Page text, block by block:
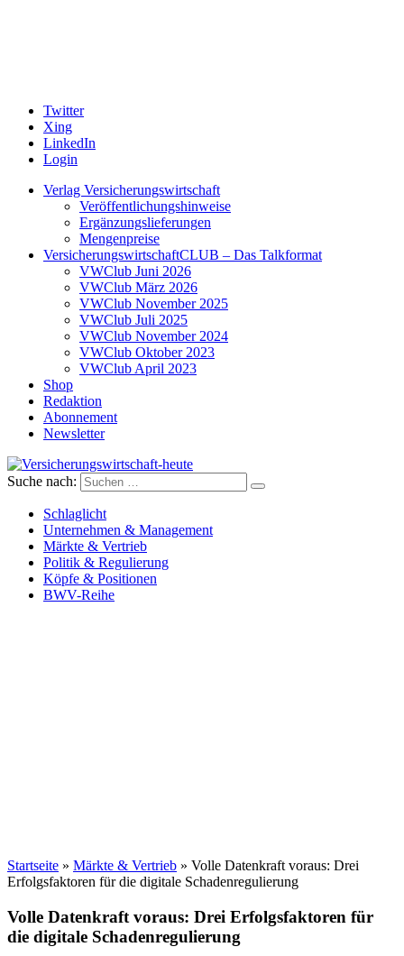
Twitter
Xing
LinkedIn
Login
Verlag Versicherungswirtschaft
Veröffentlichungshinweise
Ergänzungslieferungen
Mengenpreise
VersicherungswirtschaftCLUB – Das Talkformat
VWClub Juni 2026
VWClub März 2026
VWClub November 2025
VWClub Juli 2025
VWClub November 2024
VWClub Oktober 2023
VWClub April 2023
Shop
Redaktion
Abonnement
Newsletter
Versicherungswirtschaft-heute
Suche nach:
Schlaglicht
Unternehmen & Management
Märkte & Vertrieb
Politik & Regulierung
Köpfe & Positionen
BWV-Reihe
Startseite » Märkte & Vertrieb » Volle Datenkraft voraus: Drei
Erfolgsfaktoren für die digitale Schadenregulierung
Volle Datenkraft voraus: Drei Erfolgsfaktoren für
die digitale Schadenregulierung